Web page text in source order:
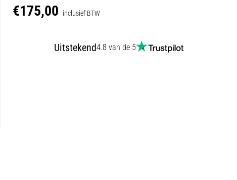
€175,00 inclusief BTW
Uitstekend4.8 van de 5